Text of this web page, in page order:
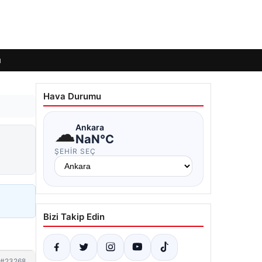
Hava Durumu
☁Ankara
NaN°C
ŞEHIR SEÇ
Bizi Takip Edin